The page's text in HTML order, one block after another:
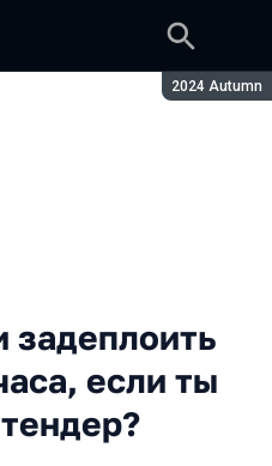
Сезон:
2024 Autumn
задеплоить
если ты